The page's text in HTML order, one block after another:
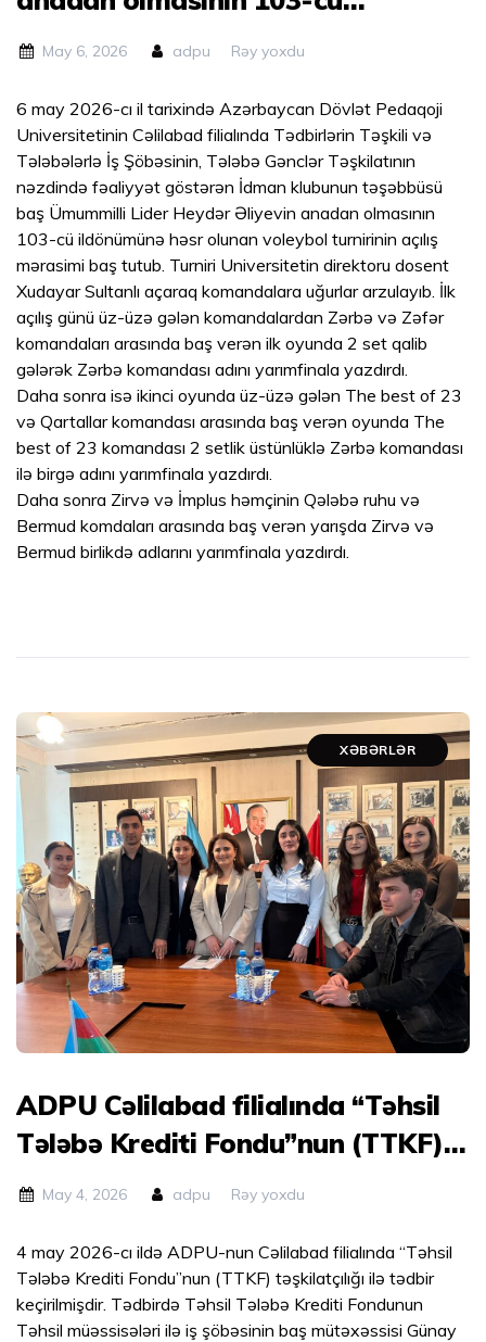
ildönümünə həsr olunan voleybol
tutub.
May 6, 2026 adpu Rəy yoxdu
6 may 2026-cı il tarixində Azərbaycan Dövlət Pedaqoji
Universitetinin Cəlilabad filialında Tədbirlərin Təşkili və
Tələbələrlə İş Şöbəsinin, Tələbə Gənclər Təşkilatının
nəzdində fəaliyyət göstərən İdman klubunun təşəbbüsü
baş Ümummilli Lider Heydər Əliyevin anadan olmasının
103-cü ildönümünə həsr olunan voleybol turnirinin açılış
mərasimi baş tutub. Turniri Universitetin direktoru dosent
Xudayar Sultanlı açaraq komandalara uğurlar arzulayıb. İlk
açılış günü üz-üzə gələn komandalardan Zərbə və Zəfər
komandaları arasında baş verən ilk oyunda 2 set qalib
gələrək Zərbə komandası adını yarımfinala yazdırdı.
Daha sonra isə ikinci oyunda üz-üzə gələn The best of 23
və Qartallar komandası arasında baş verən oyunda The
best of 23 komandası 2 setlik üstünlüklə Zərbə komandası
ilə birgə adını yarımfinala yazdırdı.
Daha sonra Zirvə və İmplus həmçinin Qələbə ruhu və
Bermud komdaları arasında baş verən yarışda Zirvə və
Bermud birlikdə adlarını yarımfinala yazdırdı.
XƏBƏRLƏR
ADPU Cəlilabad filialında “Təhsil
Tələbə Krediti Fondu”nun (TTKF)
təşkilatçılığı ilə tədbir keçirilmişdir.
May 4, 2026 adpu Rəy yoxdu
4 may 2026-cı ildə ADPU-nun Cəlilabad filialında “Təhsil
Tələbə Krediti Fondu”nun (TTKF) təşkilatçılığı ilə tədbir
keçirilmişdir. Tədbirdə Təhsil Tələbə Krediti Fondunun
Təhsil müəssisələri ilə iş şöbəsinin baş mütəxəssisi Günay